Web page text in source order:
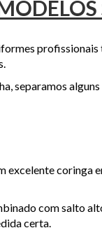
separamos
excelente
com salto
certa.